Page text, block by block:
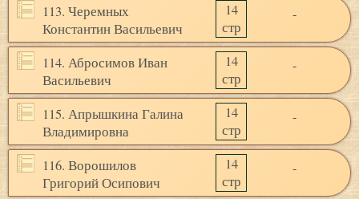
113. Черемных
Константин Васильевич
14
стр
-
114. Абросимов Иван
Васильевич
14
стр
-
115. Апрышкина Галина
Владимировна
14
стр
-
116. Ворошилов
Григорий Осипович
14
стр
-